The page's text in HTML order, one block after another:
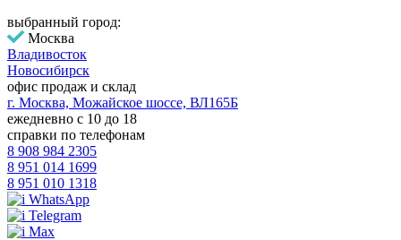
выбранный город:
Москва
Владивосток
Новосибирск
офис продаж и склад
г. Москва, Можайское шоссе, ВЛ165Б
ежедневно с 10 до 18
справки по телефонам
8 908 984 2305
8 951 014 1699
8 951 010 1318
WhatsApp
Telegram
Max